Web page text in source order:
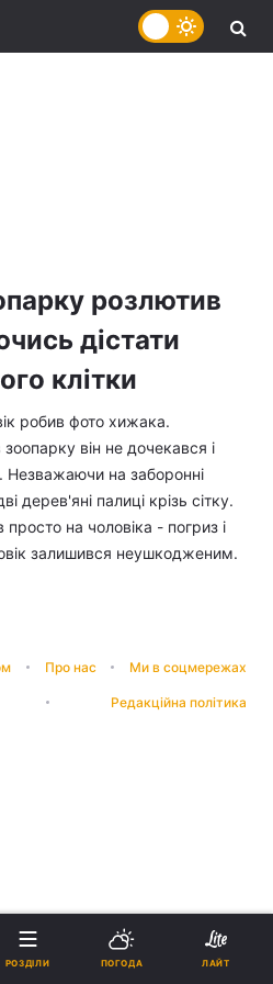
розлютив
дістати
клітки
робив фото хижака.
він не дочекався і
Незважаючи на заборонні
дерев'яні палиці крізь сітку.
на чоловіка - погриз і
залишився неушкодженим.
Про нас Ми в соцмережах
Редакційна політика
РОЗДІЛИ ПОГОДА ЛАЙТ